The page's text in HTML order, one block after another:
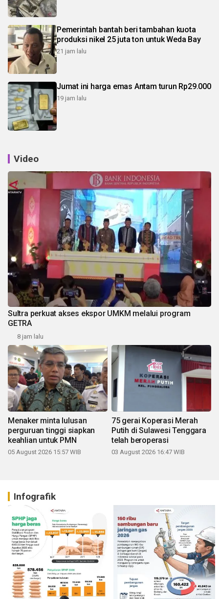
Pemerintah bantah beri tambahan kuota
produksi nikel 25 juta ton untuk Weda Bay
21 jam lalu
Jumat ini harga emas Antam turun Rp29.000
19 jam lalu
Video
Sultra perkuat akses ekspor UMKM melalui program
GETRA
8 jam lalu
Menaker minta lulusan
perguruan tinggi siapkan
keahlian untuk PMN
05 August 2026 15:57 WIB
75 gerai Koperasi Merah
Putih di Sulawesi Tenggara
telah beroperasi
03 August 2026 16:47 WIB
Infografik